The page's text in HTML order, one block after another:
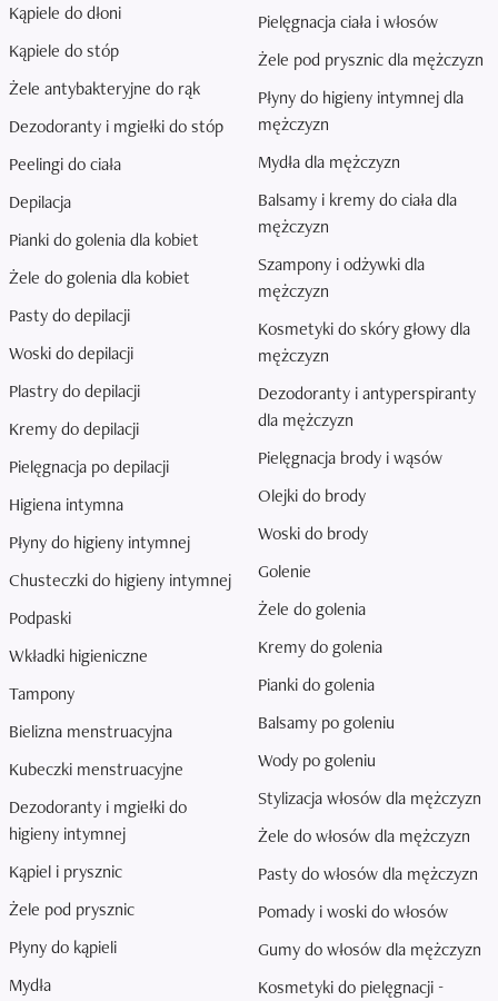
Kąpiele do dłoni
Kąpiele do stóp
Żele antybakteryjne do rąk
Dezodoranty i mgiełki do stóp
Peelingi do ciała
Depilacja
Pianki do golenia dla kobiet
Żele do golenia dla kobiet
Pasty do depilacji
Woski do depilacji
Plastry do depilacji
Kremy do depilacji
Pielęgnacja po depilacji
Higiena intymna
Płyny do higieny intymnej
Chusteczki do higieny intymnej
Podpaski
Wkładki higieniczne
Tampony
Bielizna menstruacyjna
Kubeczki menstruacyjne
Dezodoranty i mgiełki do
higieny intymnej
Kąpiel i prysznic
Żele pod prysznic
Płyny do kąpieli
Mydła
Pielęgnacja ciała i włosów
Żele pod prysznic dla mężczyzn
Płyny do higieny intymnej dla
mężczyzn
Mydła dla mężczyzn
Balsamy i kremy do ciała dla
mężczyzn
Szampony i odżywki dla
mężczyzn
Kosmetyki do skóry głowy dla
mężczyzn
Dezodoranty i antyperspiranty
dla mężczyzn
Pielęgnacja brody i wąsów
Olejki do brody
Woski do brody
Golenie
Żele do golenia
Kremy do golenia
Pianki do golenia
Balsamy po goleniu
Wody po goleniu
Stylizacja włosów dla mężczyzn
Żele do włosów dla mężczyzn
Pasty do włosów dla mężczyzn
Pomady i woski do włosów
Gumy do włosów dla mężczyzn
Kosmetyki do pielęgnacji -